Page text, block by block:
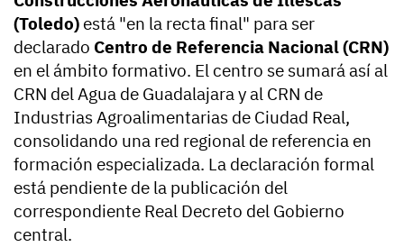
(Toledo) está "en la recta final" para ser
declarado Centro de Referencia Nacional (CRN)
en el ámbito formativo. El centro se sumará así al
CRN del Agua de Guadalajara y al CRN de
Industrias Agroalimentarias de Ciudad Real,
consolidando una red regional de referencia en
formación especializada. La declaración formal
está pendiente de la publicación del
correspondiente Real Decreto del Gobierno
central.